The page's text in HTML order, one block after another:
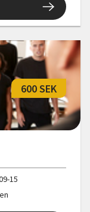
600 SEK
15